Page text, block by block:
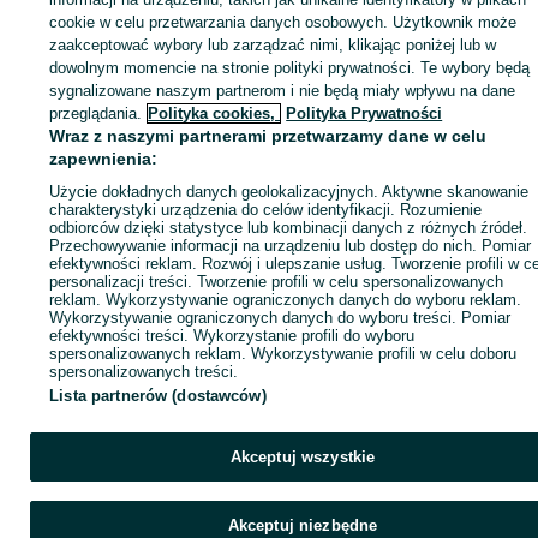
Zaloguj się / Załóż konto
Wyślij wiadomość Kup
cookie w celu przetwarzania danych osobowych. Użytkownik może
zaakceptować wybory lub zarządzać nimi, klikając poniżej lub w
dowolnym momencie na stronie polityki prywatności. Te wybory będą
sygnalizowane naszym partnerom i nie będą miały wpływu na dane
przeglądania. Polityka cookies, Polityka Prywatności
Wraz z naszymi partnerami przetwarzamy dane w celu
zapewnienia:
Użycie dokładnych danych geolokalizacyjnych. Aktywne skanowanie
charakterystyki urządzenia do celów identyfikacji. Rozumienie
odbiorców dzięki statystyce lub kombinacji danych z różnych źródeł.
Przechowywanie informacji na urządzeniu lub dostęp do nich. Pomiar
efektywności reklam. Rozwój i ulepszanie usług. Tworzenie profili w
personalizacji treści. Tworzenie profili w celu spersonalizowanych
reklam. Wykorzystywanie ograniczonych danych do wyboru reklam.
Wykorzystywanie ograniczonych danych do wyboru treści. Pomiar
efektywności treści. Wykorzystanie profili do wyboru
spersonalizowanych reklam. Wykorzystywanie profili w celu doboru
spersonalizowanych treści.
Lista partnerów (dostawców)
Akceptuj wszystkie
Akceptuj niezbędne